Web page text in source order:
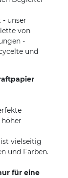
- unser
von
-
und
vielseitig
und Farben.
für eine